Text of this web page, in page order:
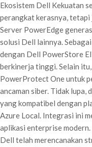
Ekosistem Dell Kekuatan
perangkat kerasnya, tetapi
Server PowerEdge
solusi Dell lainnya.
dengan Dell PowerStore
berkinerja tinggi. Selain
PowerProtect One untuk
ancaman siber. Tidak
yang kompatibel dengan
Azure Local. Integrasi ini
aplikasi enterprise
Dell telah merencanakan